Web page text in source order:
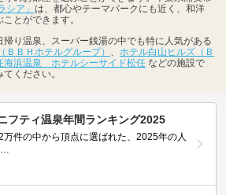
シア」 は、都心やテーマパークにも近く、和洋
とができます。
り温泉、スーパー銭湯の中でも特に人気がある
ＢＢＨホテルグループ） 、 ホテル白山ヒルズ（Ｂ
海浜温泉 ホテルシーサイド松任 などの施設で
ください。
フティ温泉年間ランキング2025
万件の中から頂点に選ばれた、2025年の人
…